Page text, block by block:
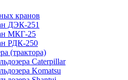
кранов
ДЭК-251
МКГ-25
РДК-250
(трактора)
Caterpillar
Komatsu